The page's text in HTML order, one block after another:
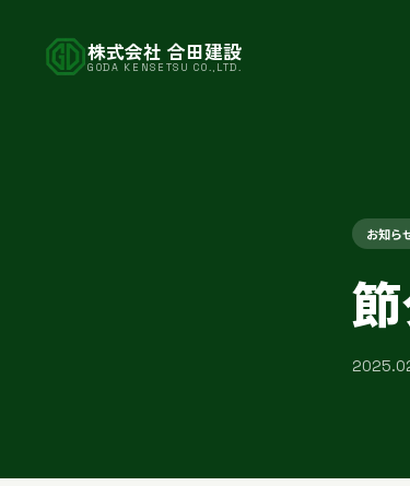
株式会社 合田建設
GODA KENSETSU CO.,LTD.
お知ら